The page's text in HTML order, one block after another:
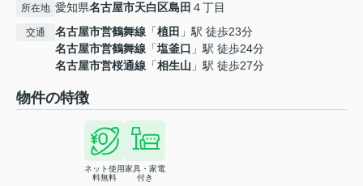
所在地 愛知県名古屋市天白区島田 ４丁目
交通 名古屋市営鶴舞線 「植田 」駅 徒歩23分
名古屋市営鶴舞線 「塩釜口 」駅 徒歩24分
名古屋市営桜通線 「相生山 」駅 徒歩27分
物件の特徴
ネット使用
料無料
家具・家電
付き